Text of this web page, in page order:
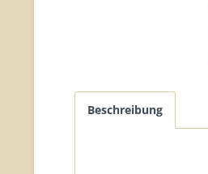
Beschreibung